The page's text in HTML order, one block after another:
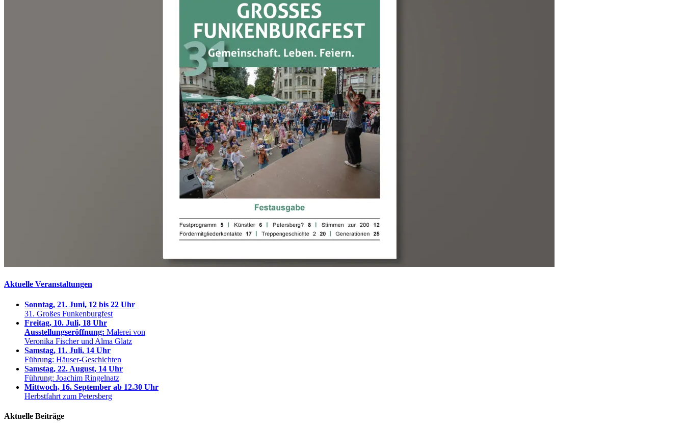
Aktuelle Veranstaltungen
Sonntag, 21. Juni, 12 bis 22 Uhr
31. Großes Funkenburgfest
Freitag, 10. Juli, 18 Uhr
Ausstellungseröffnung: Malerei von
Veronika Fischer und Alma Glatz
Samstag, 11. Juli, 14 Uhr
Führung: Häuser-Geschichten
Samstag, 22. August, 14 Uhr
Führung: Joachim Ringelnatz
Mittwoch, 16. September ab 12.30 Uhr
Herbstfahrt zum Petersberg
Aktuelle Beiträge